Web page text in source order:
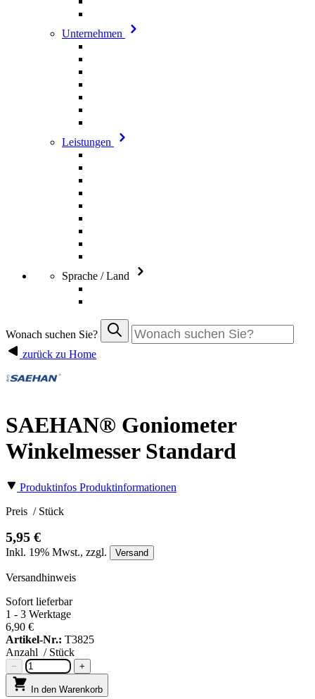
Unternehmen
Leistungen
Sprache / Land
Wonach suchen Sie?
zurück zu Home
SAEHAN® Goniometer
Winkelmesser Standard
Produktinfos Produktinformationen
Preis / Stück
5,95 €
Inkl. 19% Mwst., zzgl. Versand
Versandhinweis
Sofort lieferbar
1 - 3 Werktage
6,90 €
Artikel-Nr.: T3825
Anzahl / Stück
− +
In den Warenkorb